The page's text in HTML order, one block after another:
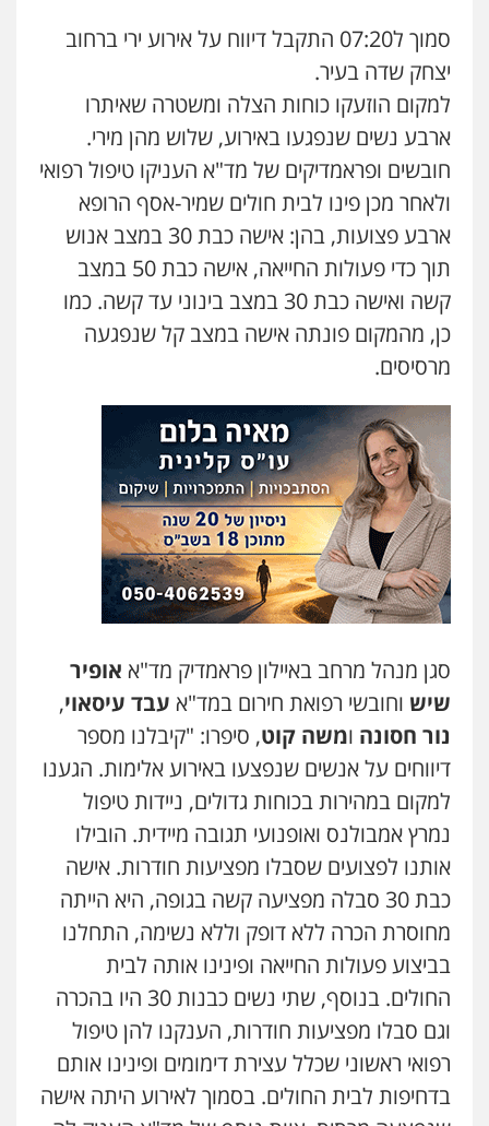
עו"ד קארין לגטיוי
פלילי
0507446995
משרד עורכי דין טאי שרקי
פלילי מרב"ד
0547556464
עו"ד אילן אלימלך
פלילי פשיעה חמורה תעבורה אסירים
0522992110
עו"ד שאדי נאטור
פלילי פשיעה חמורה מעצרים וחקירות
0509230800
גיל דביר – משרד עורכי דין
פלילי פשיעה כלכלית צווארון לבן
0506217771
סלימאן אבו שעירה – משרד עורכי דין
בטחוני נזיקין
0547780927
עו"ד אסף גונן
פלילי פשע חמור תעבורה צבא מעצרים
0542255161
גל דהן – משרד עורך דין פלילי
פלילי פשיעה חמורה סמים מעצרים
וחקירות
0544723840
עו"ד ראוף נג'אר
פלילי עורכי דין לענייני אסירים מעצרים
סמים רכוש
0548009246
סמוך ל07:20 התקבל דיווח על אירוע ירי ברחוב
יצחק שדה בעיר.
למקום הוזעקו כוחות הצלה ומשטרה שאיתרו
ארבע נשים שנפגעו באירוע, שלוש מהן מירי.
חובשים ופראמדיקים של מד"א העניקו טיפול רפואי
ולאחר מכן פינו לבית חולים שמיר-אסף הרופא
ארבע פצועות, בהן: אישה כבת 30 במצב אנוש
תוך כדי פעולות החייאה, אישה כבת 50 במצב
קשה ואישה כבת 30 במצב בינוני עד קשה. כמו
כן, מהמקום פונתה אישה במצב קל שנפגעה
מרסיסים.
סגן מנהל מרחב באיילון פראמדיק מד"א אופיר
שיש וחובשי רפואת חירום במד"א עבד עיסאוי,
נור חסונה ומשה קוט, סיפרו: "קיבלנו מספר
דיווחים על אנשים שנפצעו באירוע אלימות. הגענו
למקום במהירות בכוחות גדולים, ניידות טיפול
נמרץ אמבולנס ואופנועי תגובה מיידית. הובילו
אותנו לפצועים שסבלו מפציעות חודרות. אישה
כבת 30 סבלה מפציעה קשה בגופה, היא הייתה
מחוסרת הכרה ללא דופק וללא נשימה, התחלנו
בביצוע פעולות החייאה ופינינו אותה לבית
החולים. בנוסף, שתי נשים כבנות 30 היו בהכרה
וגם סבלו מפציעות חודרות, הענקנו להן טיפול
רפואי ראשוני שכלל עצירת דימומים ופינינו אותם
בדחיפות לבית החולים. בסמוך לאירוע היתה אישה